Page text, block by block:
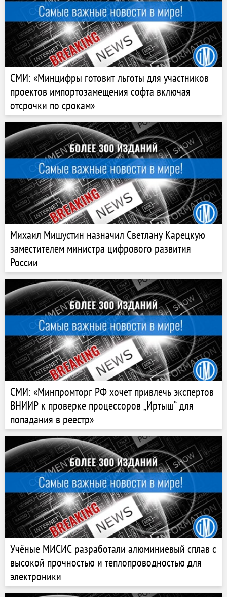
СМИ: «Минцифры готовит льготы для участников
проектов импортозамещения софта включая
отсрочки по срокам»
Михаил Мишустин назначил Светлану Карецкую
заместителем министра цифрового развития
России
СМИ: «Минпромторг РФ хочет привлечь экспертов
ВНИИР к проверке процессоров „Иртыш“ для
попадания в реестр»
Учёные МИСИС разработали алюминиевый сплав с
высокой прочностью и теплопроводностью для
электроники